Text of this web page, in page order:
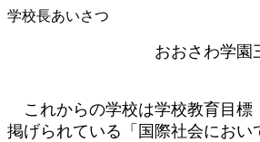
学校長あいさつ
おおさわ学園
これからの学校は学校教育目標
掲げられている「国際社会におい